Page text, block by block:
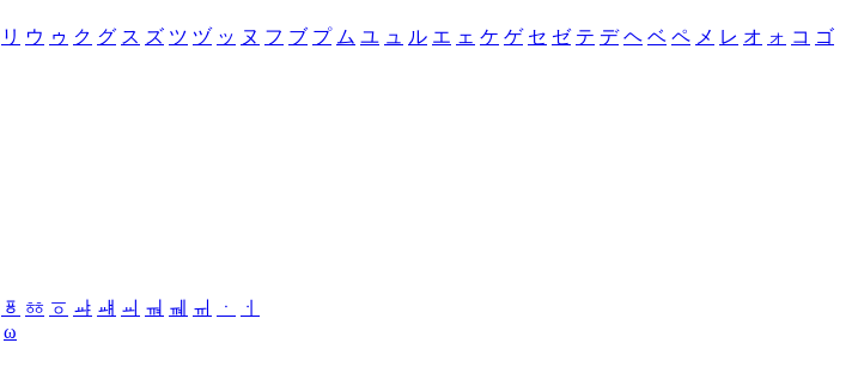
リ ウ ゥ ク グ ス ズ ツ ヅ ッ ヌ フ ブ プ ム ユ ュ ル エ ェ ケ ゲ セ ゼ テ デ ヘ ベ ペ メ レ オ ォ コ ゴ
ㆄ ㆅ ㆆ ㆇ ㆈ ㆉ ㆊ ㆋ ㆌ ㆍ
ㆎ
ω